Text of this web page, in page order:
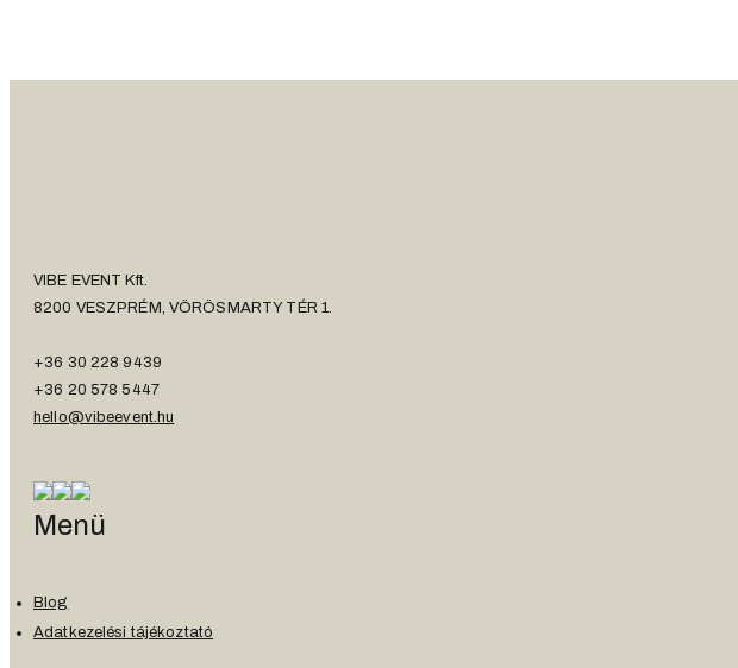
VIBE EVENT Kft.
8200 VESZPRÉM, VÖRÖSMARTY TÉR 1.
+36 30 228 9439
+36 20 578 5447
hello@vibeevent.hu
Menü
Blog
Adatkezelési tájékoztató